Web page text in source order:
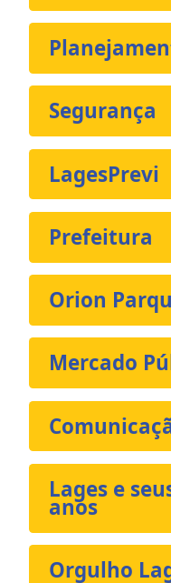
Segurança
LagesPrevi
Prefeitura
Orion
Mercado
Lages e
anos
Orgulho